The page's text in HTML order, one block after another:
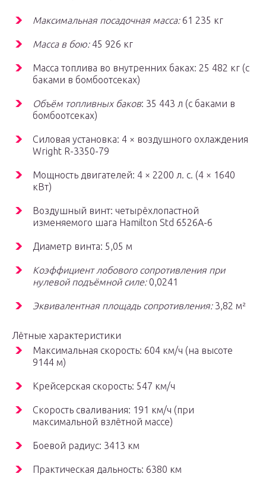
Максимальная посадочная масса:61 235 кг
Масса в бою:45 926 кг
Масса топлива во внутренних баках: 25 482 кг (с
баками в бомбоотсеках)
Объём топливных баков: 35 443 л (с баками в
бомбоотсеках)
Силовая установка: 4 × воздушного охлаждения
Wright R-3350-79
Мощность двигателей: 4 × 2200 л. с. (4 × 1640
кВт)
Воздушный винт: четырёхлопастной
изменяемого шага Hamilton Std 6526A-6
Диаметр винта: 5,05 м
Коэффициент лобового сопротивления при
нулевой подъёмной силе:0,0241
Эквивалентная площадь сопротивления:3,82 м²
Лётные характеристики
Максимальная скорость: 604 км/ч (на высоте
9144 м)
Крейсерская скорость: 547 км/ч
Скорость сваливания: 191 км/ч (при
максимальной взлётной массе)
Боевой радиус: 3413 км
Практическая дальность: 6380 км